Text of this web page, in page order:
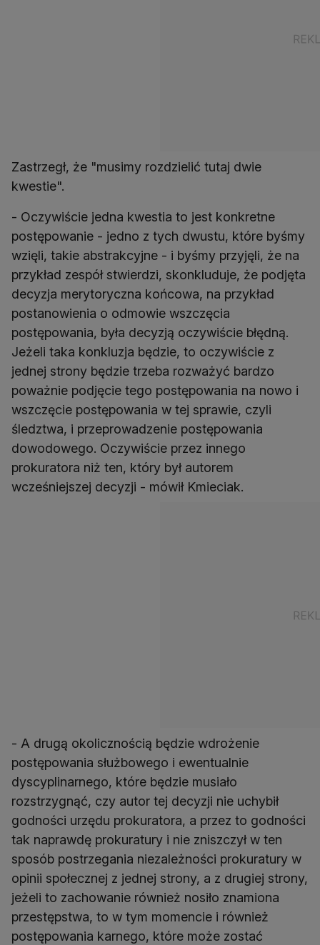
Zastrzegł, że "musimy rozdzielić tutaj dwie
kwestie".
- Oczywiście jedna kwestia to jest konkretne
postępowanie - jedno z tych dwustu, które byśmy
wzięli, takie abstrakcyjne - i byśmy przyjęli, że na
przykład zespół stwierdzi, skonkluduje, że podjęta
decyzja merytoryczna końcowa, na przykład
postanowienia o odmowie wszczęcia
postępowania, była decyzją oczywiście błędną.
Jeżeli taka konkluzja będzie, to oczywiście z
jednej strony będzie trzeba rozważyć bardzo
poważnie podjęcie tego postępowania na nowo i
wszczęcie postępowania w tej sprawie, czyli
śledztwa, i przeprowadzenie postępowania
dowodowego. Oczywiście przez innego
prokuratora niż ten, który był autorem
wcześniejszej decyzji - mówił Kmieciak.
- A drugą okolicznością będzie wdrożenie
postępowania służbowego i ewentualnie
dyscyplinarnego, które będzie musiało
rozstrzygnąć, czy autor tej decyzji nie uchybił
godności urzędu prokuratora, a przez to godności
tak naprawdę prokuratury i nie zniszczył w ten
sposób postrzegania niezależności prokuratury w
opinii społecznej z jednej strony, a z drugiej strony,
jeżeli to zachowanie również nosiło znamiona
przestępstwa, to w tym momencie i również
postępowania karnego, które może zostać